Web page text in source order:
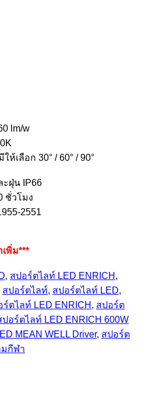
lm/w
ห้เลือก 30° / 60° / 90°
ฝุ่น IP66
ชั่วโมง
2551
พิ่ม***
, สปอร์ตไลท์ LED ENRICH ,
สปอร์ตไลท์, สปอร์ตไลท์ LED,
ร์ตไลท์ LED ENRICH , สปอร์ต
ปอร์ตไลท์ LED ENRICH 600W
MEAN WELL Driver, สปอร์ต
กีฬา